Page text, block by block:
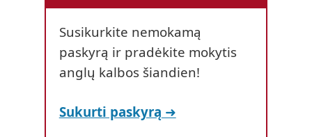
Susikurkite nemokamą
paskyrą ir pradėkite mokytis
anglų kalbos šiandien!
Sukurti paskyrą